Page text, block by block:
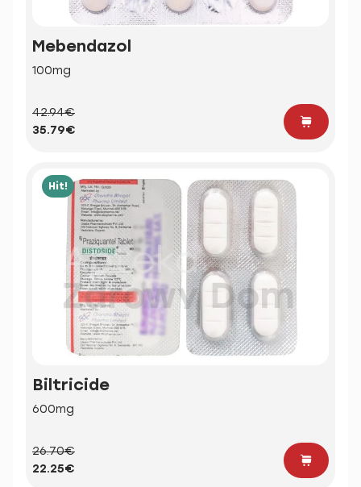
Mebendazol
100mg
42.94€
35.79€
Hit!
Biltricide
600mg
26.70€
22.25€